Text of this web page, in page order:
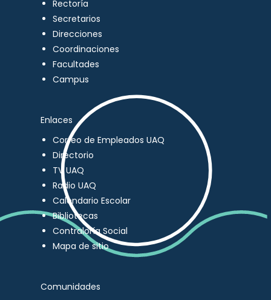
Rectoría
Secretarios
Direcciones
Coordinaciones
Facultades
Campus
Enlaces
Correo de Empleados UAQ
Directorio
TV UAQ
Radio UAQ
Calendario Escolar
Bibliotecas
Contraloría Social
Mapa de sitio
Comunidades